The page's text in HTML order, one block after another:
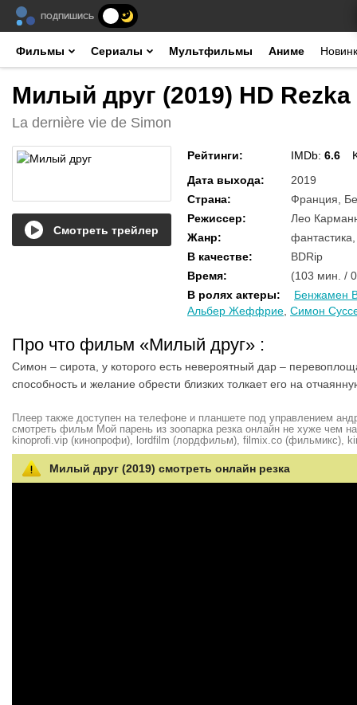
ПОДПИШИСЬ
Фильмы Сериалы Мультфильмы Аниме
Милый друг (2019) HD Rezka
La dernière vie de Simon
Смотреть трейлер
Рейтинги: IMDb: 6.6
Дата выхода:
2019
Страна:
Франция,
Режиссер:
Лео
Жанр:
В качестве:
BDRip
Время:
(103 мин. /
В ролях актеры:
Бенжамен
Альбер Жеффрие Симон
Про что фильм «Милый друг» :
Симон – сирота, у которого есть невероятный дар –
способность и желание обрести близких толкает его на
Плеер также доступен на телефоне и планшете под управлением
смотреть фильм Мой парень из зоопарка резка онлайн не хуже чем
kinoprofi.vip (кинопрофи), lordfilm (лордфильм), filmix.co (фильмикс),
Милый друг (2019) смотреть онлайн резка